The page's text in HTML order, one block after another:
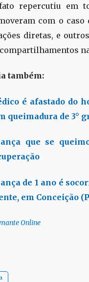
repercutiu em
com o
diretas, e
também:
é afastado do
queimadura de 3°
que se
de 1 ano é
em Conceição
Online